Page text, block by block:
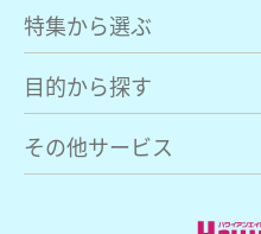
特集から選ぶ
目的から探す
その他サービス